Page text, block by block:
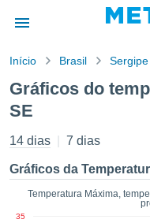
da
por
que as
a este
Início Brasil Sergipe
Gráficos do
SE
14 dias 7 dias
Gráficos da
Temperatura Máxima,
35